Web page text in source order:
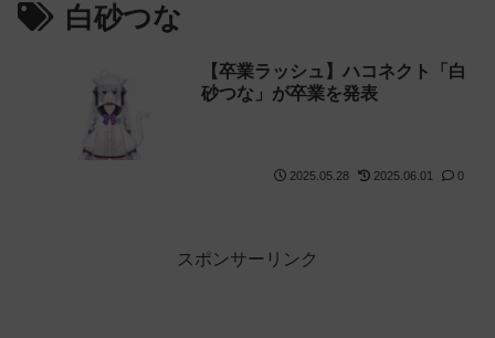
白砂つな
【卒業ラッシュ】ハコネクト「白
砂つな」が卒業を発表
2025.05.28 2025.06.01 0
スポンサーリンク